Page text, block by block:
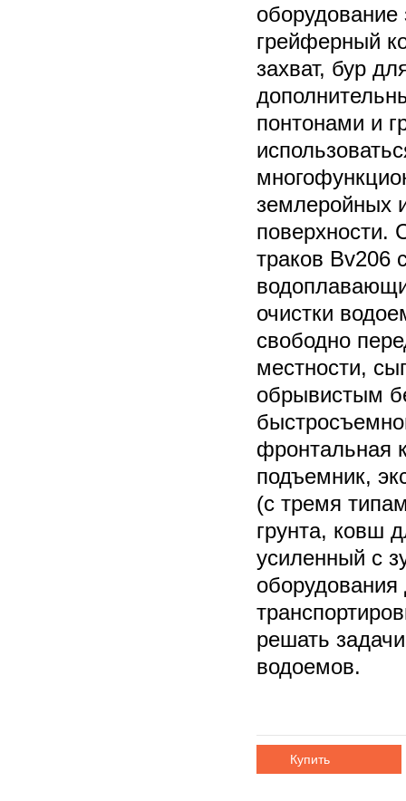
грейферный
захват, бур
понтонами и
землеройных
поверхности.
траков Bv206
очистки
свободно
местности,
обрывистым
фронтальная
подъемник,
(с тремя
грунта, ковш
усиленный с
оборудования
решать
водоемов.
Купить